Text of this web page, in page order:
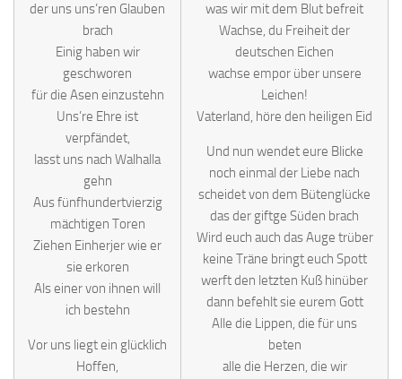
der uns uns’ren Glauben
brach
Einig haben wir
geschworen
für die Asen einzustehn
Uns’re Ehre ist
verpfändet,
lasst uns nach Walhalla
gehn
Aus fünfhundertvierzig
mächtigen Toren
Ziehen Einherjer wie er
sie erkoren
Als einer von ihnen will
ich bestehn
Vor uns liegt ein glücklich
Hoffen,
was wir mit dem Blut befreit
Wachse, du Freiheit der
deutschen Eichen
wachse empor über unsere
Leichen!
Vaterland, höre den heiligen Eid
Und nun wendet eure Blicke
noch einmal der Liebe nach
scheidet von dem Bütenglücke
das der giftge Süden brach
Wird euch auch das Auge trüber
keine Träne bringt euch Spott
werft den letzten Kuß hinüber
dann befehlt sie eurem Gott
Alle die Lippen, die für uns
beten
alle die Herzen, die wir